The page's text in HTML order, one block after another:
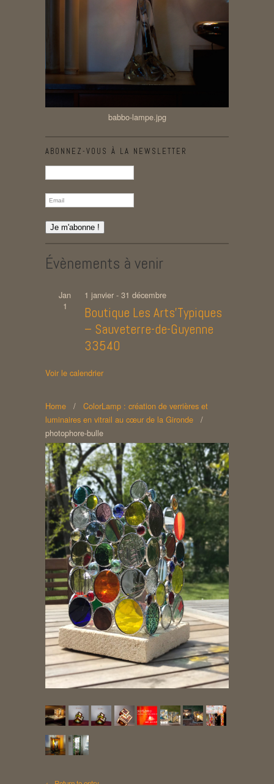
babbo-lampe.jpg
ABONNEZ-VOUS À LA NEWSLETTER
Évènements à venir
Jan
1
1 janvier - 31 décembre
Boutique Les Arts’Typiques
– Sauveterre-de-Guyenne
33540
Voir le calendrier
Home /
ColorLamp : création de verrières et
luminaires en vitrail au cœur de la Gironde
/
photophore-bulle